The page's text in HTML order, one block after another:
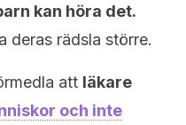
kan höra det.
deras rädsla större.
att läkare
och inte